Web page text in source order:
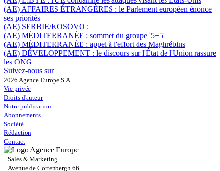
(AE) AFFAIRES ÉTRANGÈRES : le Parlement européen énonce
ses priorités
(AE) SERBIE/KOSOVO :
(AE) MÉDITERRANÉE : sommet du groupe '5+5'
(AE) MÉDITERRANÉE : appel à l'effort des Maghrébins
(AE) DÉVELOPPEMENT : le discours sur l'État de l'Union rassure
les ONG
Suivez-nous sur
2026 Agence Europe S.A.
Vie privée
Droits d'auteur
Notre publication
Abonnements
Société
Rédaction
Contact
Sales & Marketing
Avenue de Cortenbergh 66